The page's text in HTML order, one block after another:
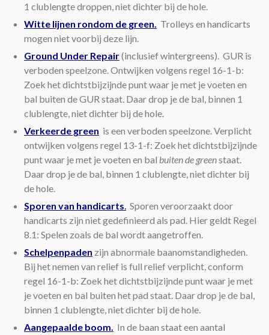
1 clublengte droppen, niet dichter bij de hole.
Witte lijnen rondom de green. Trolleys en handicarts
mogen niet voorbij deze lijn.
Ground Under Repair(inclusief wintergreens). GUR is
verboden speelzone. Ontwijken volgens regel 16-1-b:
Zoek het dichtstbijzijnde punt waar je met je voeten en
bal buiten de GUR staat. Daar drop je de bal, binnen 1
clublengte, niet dichter bij de hole.
Verkeerde green is een verboden speelzone. Verplicht
ontwijken volgens regel 13-1-f: Zoek het dichtstbijzijnde
punt waar je met je voeten en bal buiten de greenstaat.
Daar drop je de bal, binnen 1 clublengte, niet dichter bij
de hole.
Sporen van handicarts. Sporen veroorzaakt door
handicarts zijn niet gedefinieerd als pad. Hier geldt Regel
8.1: Spelen zoals de bal wordt aangetroffen.
Schelpenpaden zijn abnormale baanomstandigheden.
Bij het nemen van relief is full relief verplicht, conform
regel 16-1-b: Zoek het dichtstbijzijnde punt waar je met
je voeten en bal buiten het pad staat. Daar drop je de bal,
binnen 1 clublengte, niet dichter bij de hole.
Aangepaalde boom. In de baan staat een aantal